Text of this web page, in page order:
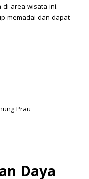
di area wisata ini.
memadai dan dapat
Prau
Daya